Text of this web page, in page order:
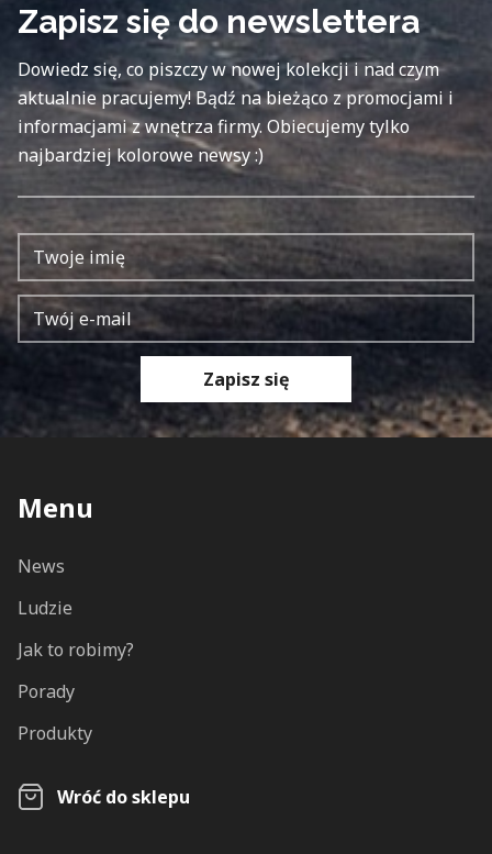
Zapisz się do newslettera
Dowiedz się, co piszczy w nowej kolekcji i nad czym
aktualnie pracujemy! Bądź na bieżąco z promocjami i
informacjami z wnętrza firmy. Obiecujemy tylko
najbardziej kolorowe newsy :)
Zapisz się
Menu
News
Ludzie
Jak to robimy?
Porady
Produkty
Wróć do sklepu